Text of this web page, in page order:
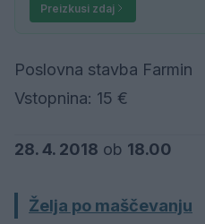
Preizkusi zdaj
Poslovna stavba Farmin
Vstopnina: 15 €
28. 4. 2018 ob 18.00
Želja po maščevanju